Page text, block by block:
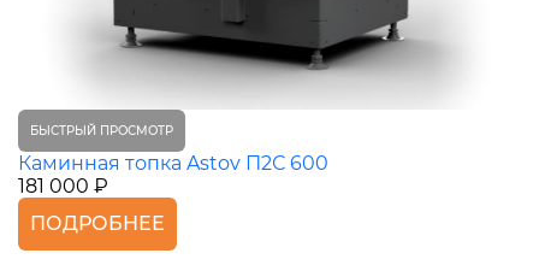
БЫСТРЫЙ ПРОСМОТР
Каминная топка Astov П2С 600
181 000 ₽
ПОДРОБНЕЕ